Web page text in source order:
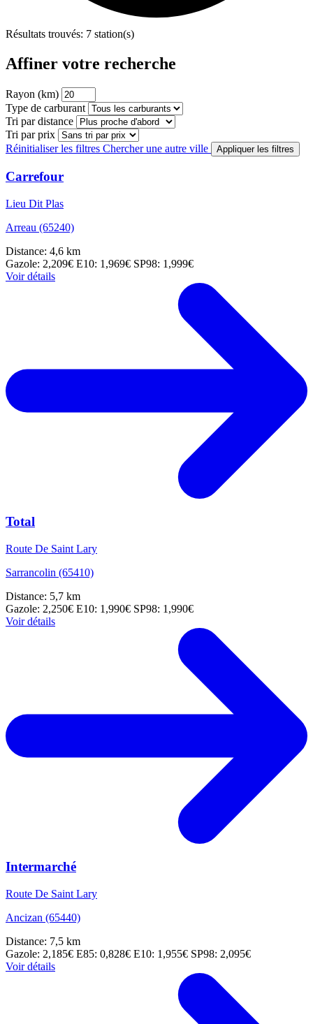
Résultats trouvés: 7 station(s)
Affiner votre recherche
Rayon (km)
Type de carburant
Tri par distance
Tri par prix
Réinitialiser les filtres Chercher une autre ville Appliquer les filtres
Carrefour
Lieu Dit Plas
Arreau (65240)
Distance: 4,6 km
Gazole: 2,209€ E10: 1,969€ SP98: 1,999€
Voir détails
Total
Route De Saint Lary
Sarrancolin (65410)
Distance: 5,7 km
Gazole: 2,250€ E10: 1,990€ SP98: 1,990€
Voir détails
Intermarché
Route De Saint Lary
Ancizan (65440)
Distance: 7,5 km
Gazole: 2,185€ E85: 0,828€ E10: 1,955€ SP98: 2,095€
Voir détails